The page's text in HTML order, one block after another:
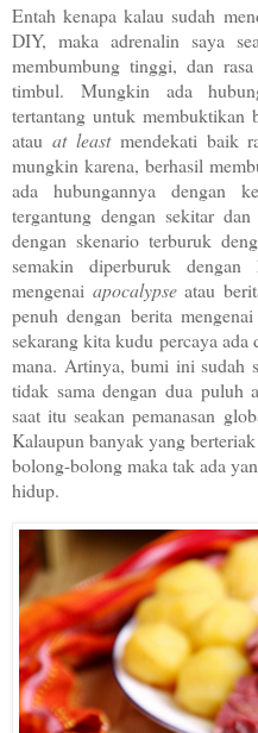
Entah kenapa kalau sudah
DIY, maka adrenalin saya
membumbung tinggi, dan
timbul. Mungkin ada
tertantang untuk membuktikan
atau at leastmendekati baik
mungkin karena, berhasil
ada hubungannya dengan
tergantung dengan sekitar dan
dengan skenario terburuk
semakin diperburuk
mengenai apocalypseatau
penuh dengan berita
sekarang kita kudu percaya
mana. Artinya, bumi ini sudah
tidak sama dengan dua puluh
saat itu seakan pemanasan
Kalaupun banyak yang
bolong-bolong maka tak ada
hidup.